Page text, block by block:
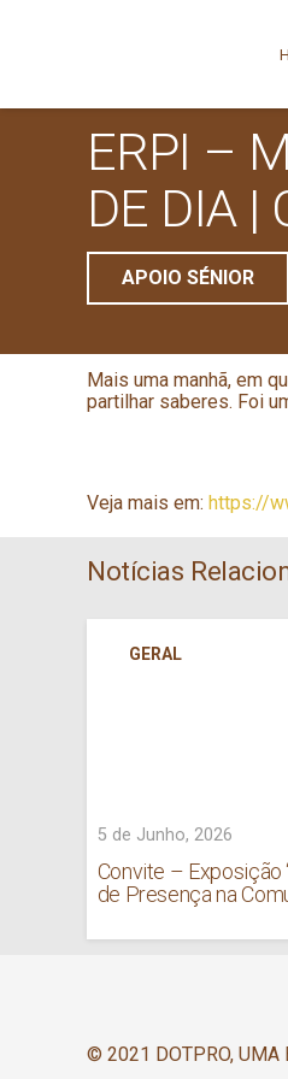
ERPI –
DE DIA |
APOIO SÉNIOR
Mais uma manhã, em
partilhar saberes. Foi
Veja mais em: https://
Notícias
GERAL
5 de Junho, 2026
Convite – Exposição
de Presença na
© 2021 DOTPRO, UMA